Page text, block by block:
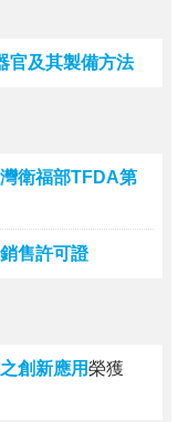
官及其製備方法
衛福部TFDA第
售許可證
創新應用榮獲